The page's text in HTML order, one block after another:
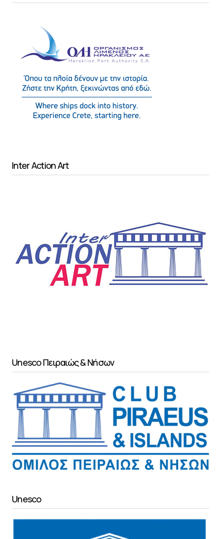
Inter Action Art
Unesco Πειραιώς & Νήσων
Unesco